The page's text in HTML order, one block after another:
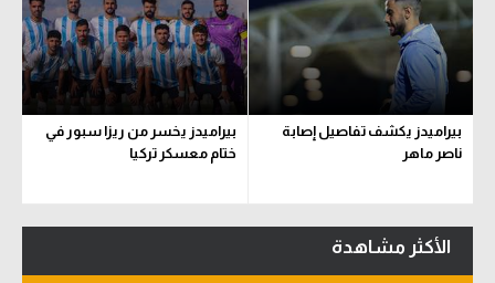
بيراميدز يكشف تفاصيل إصابة
ناصر ماهر
بيراميدز يخسر من ريزا سبور في
ختام معسكر تركيا
الأكثر مشاهدة